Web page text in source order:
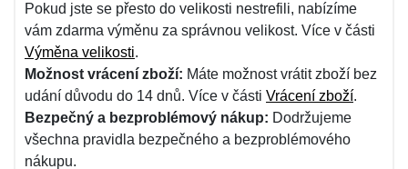
Pokud jste se přesto do velikosti nestrefili, nabízíme
vám zdarma výměnu za správnou velikost. Více v části
Výměna velikosti.
Možnost vrácení zboží: Máte možnost vrátit zboží bez
udání důvodu do 14 dnů. Více v části Vrácení zboží.
Bezpečný a bezproblémový nákup: Dodržujeme
všechna pravidla bezpečného a bezproblémového
nákupu.